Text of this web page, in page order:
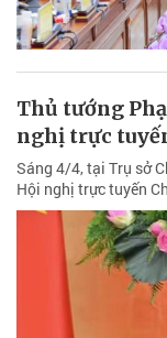
Thủ tướng
nghị trực
Sáng 4/4, tại Trụ sở
Hội nghị trực tuyến